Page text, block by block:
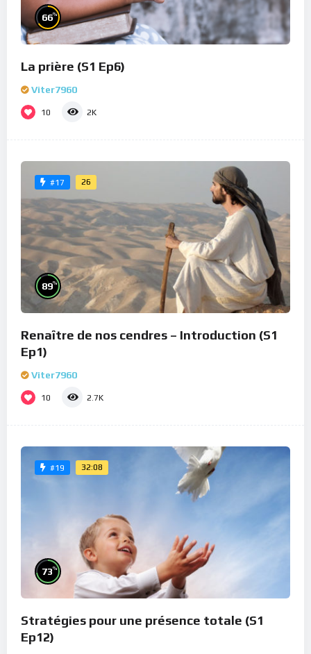
66%
La prière (S1 Ep6)
Viter7960
10 2K
#17 26
89%
Renaître de nos cendres – Introduction (S1
Ep1)
Viter7960
10 2.7K
#19 32:08
73%
Stratégies pour une présence totale (S1
Ep12)